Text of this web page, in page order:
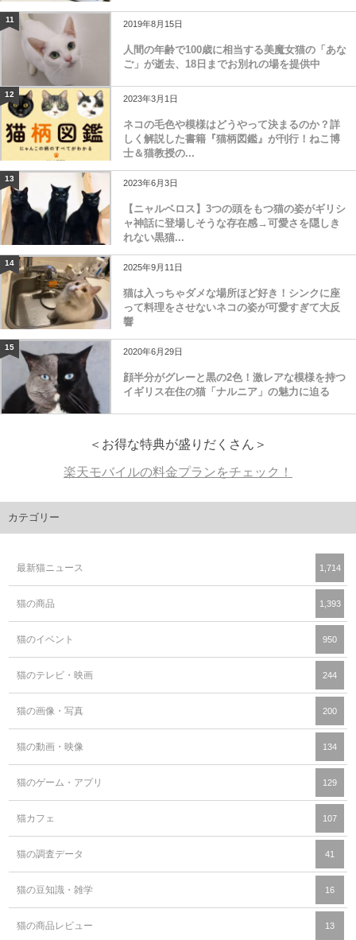
11 2019年8月15日
人間の年齢で100歳に相当する美魔女猫の「あな
ご」が逝去、18日までお別れの場を提供中
12 2023年3月1日
ネコの毛色や模様はどうやって決まるのか？詳
しく解説した書籍『猫柄図鑑』が刊行！ねこ博
士＆猫教授の...
13 2023年6月3日
【ニャルベロス】3つの頭をもつ猫の姿がギリシ
ャ神話に登場しそうな存在感→可愛さを隠しき
れない黒猫...
14 2025年9月11日
猫は入っちゃダメな場所ほど好き！シンクに座
って料理をさせないネコの姿が可愛すぎて大反
響
15 2020年6月29日
顔半分がグレーと黒の2色！激レアな模様を持つ
イギリス在住の猫「ナルニア」の魅力に迫る
＜お得な特典が盛りだくさん＞
楽天モバイルの料金プランをチェック！
カテゴリー
最新猫ニュース 1,714
猫の商品 1,393
猫のイベント 950
猫のテレビ・映画 244
猫の画像・写真 200
猫の動画・映像 134
猫のゲーム・アプリ 129
猫カフェ 107
猫の調査データ 41
猫の豆知識・雑学 16
猫の商品レビュー 13